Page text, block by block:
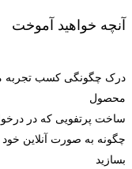
آنچه خواهید آموخت
درک چگونگی کسب تجربه
محصول
ساخت پرتفویی که در
چگونه به صورت آنلاین خود
بسازید